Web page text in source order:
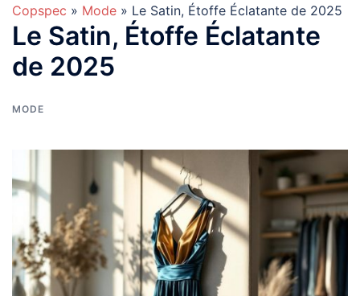
Copspec » Mode » Le Satin, Étoffe Éclatante de 2025
Le Satin, Étoffe Éclatante
de 2025
MODE